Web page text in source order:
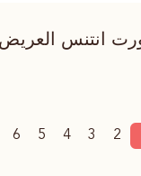
انتنس العريض
2
3
4
5
6